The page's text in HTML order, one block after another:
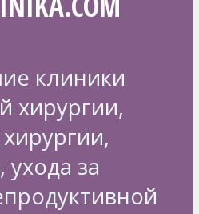
клиники
хирургии,
за